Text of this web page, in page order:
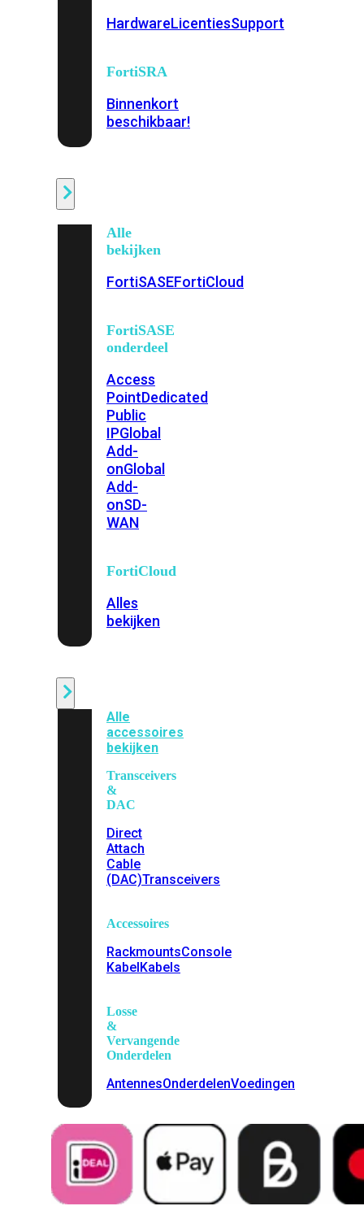
HardwareLicentiesSupport
FortiSRA
Binnenkort
beschikbaar!
Alle
bekijken
FortiSASEFortiCloud
FortiSASE
onderdeel
Access
PointDedicated
Public
IPGlobal
Add-
onGlobal
Add-
onSD-
WAN
FortiCloud
Alles
bekijken
Alle
accessoires
bekijken
Transceivers
&
DAC
Direct
Attach
Cable
(DAC)Transceivers
Accessoires
RackmountsConsole
KabelKabels
Losse
&
Vervangende
Onderdelen
AntennesOnderdelenVoedingen